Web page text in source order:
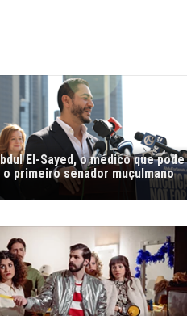
El-Sayed, o médico que pode
primeiro senador muçulmano